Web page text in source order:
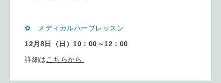
✿ メディカルハーブレッスン
12月8日
（日）10：00～12：00
詳細はこちらから